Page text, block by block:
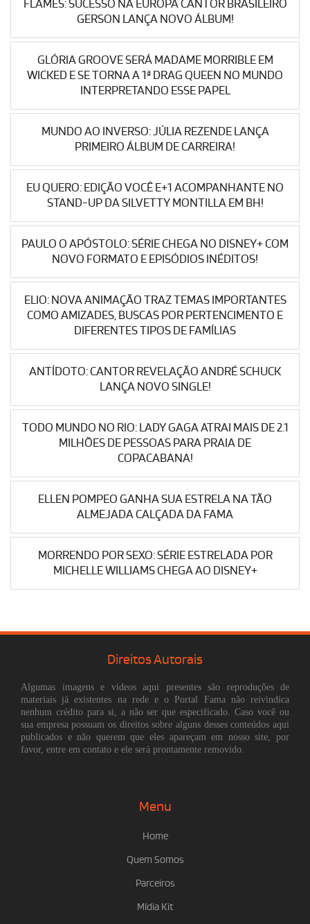
FLAMES: SUCESSO NA EUROPA CANTOR BRASILEIRO
GERSON LANÇA NOVO ÁLBUM!
GLÓRIA GROOVE SERÁ MADAME MORRIBLE EM
WICKED E SE TORNA A 1ª DRAG QUEEN NO MUNDO
INTERPRETANDO ESSE PAPEL
MUNDO AO INVERSO: JÚLIA REZENDE LANÇA
PRIMEIRO ÁLBUM DE CARREIRA!
EU QUERO: EDIÇÃO VOCÊ E+1 ACOMPANHANTE NO
STAND-UP DA SILVETTY MONTILLA EM BH!
PAULO O APÓSTOLO: SÉRIE CHEGA NO DISNEY+ COM
NOVO FORMATO E EPISÓDIOS INÉDITOS!
ELIO: NOVA ANIMAÇÃO TRAZ TEMAS IMPORTANTES
COMO AMIZADES, BUSCAS POR PERTENCIMENTO E
DIFERENTES TIPOS DE FAMÍLIAS
ANTÍDOTO: CANTOR REVELAÇÃO ANDRÉ SCHUCK
LANÇA NOVO SINGLE!
TODO MUNDO NO RIO: LADY GAGA ATRAI MAIS DE 2.1
MILHÕES DE PESSOAS PARA PRAIA DE
COPACABANA!
ELLEN POMPEO GANHA SUA ESTRELA NA TÃO
ALMEJADA CALÇADA DA FAMA
MORRENDO POR SEXO: SÉRIE ESTRELADA POR
MICHELLE WILLIAMS CHEGA AO DISNEY+
Direitos Autorais
Algumas imagens e vídeos aqui presentes são reproduções de
materiais já existentes na rede e o Portal Fama não reivindica
nenhum crédito para si, a não ser que especificado. Caso você ou
sua empresa possuam os direitos sobre alguns desses conteúdos aqui
publicados e não querem que eles apareçam em nosso site, por
favor, entre em contato e ele será prontamente removido.
Menu
Home
Quem Somos
Parceiros
Mídia Kit